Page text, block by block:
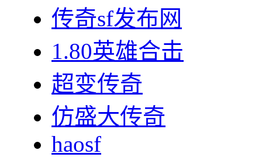
传奇sf发布网
1.80英雄合击
超变传奇
仿盛大传奇
haosf